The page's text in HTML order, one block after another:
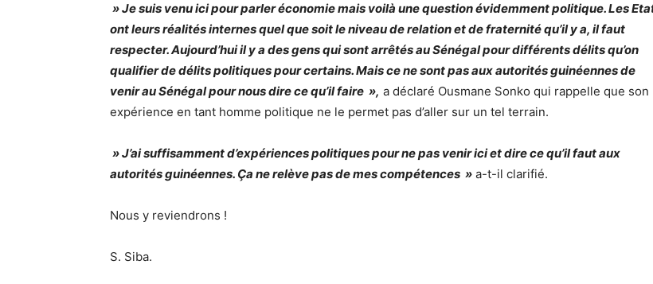
» Je suis venu ici pour parler économie mais voilà une question évidemment politique. Les
ont leurs réalités internes quel que soit le niveau de relation et de fraternité qu’il y a, il faut
respecter. Aujourd’hui il y a des gens qui sont arrêtés au Sénégal pour différents délits qu’on
qualifier de délits politiques pour certains. Mais ce ne sont pas aux autorités guinéennes de
venir au Sénégal pour nous dire ce qu’il faire », a déclaré Ousmane Sonko qui rappelle que son
expérience en tant homme politique ne le permet pas d’aller sur un tel terrain.
» J’ai suffisamment d’expériences politiques pour ne pas venir ici et dire ce qu’il faut aux
autorités guinéennes. Ça ne relève pas de mes compétences » a-t-il clarifié.
Nous y reviendrons !
S. Siba.